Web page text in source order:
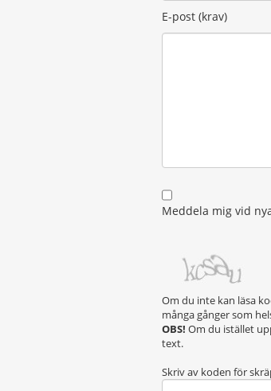
E-post (krav)
Meddela mig vid
Om du inte kan läsa
många gånger som
OBS! Om du istället
text.
Skriv av koden för